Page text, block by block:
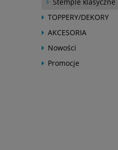
TOPPERY/DEKORY
AKCESORIA
Nowości
Promocje